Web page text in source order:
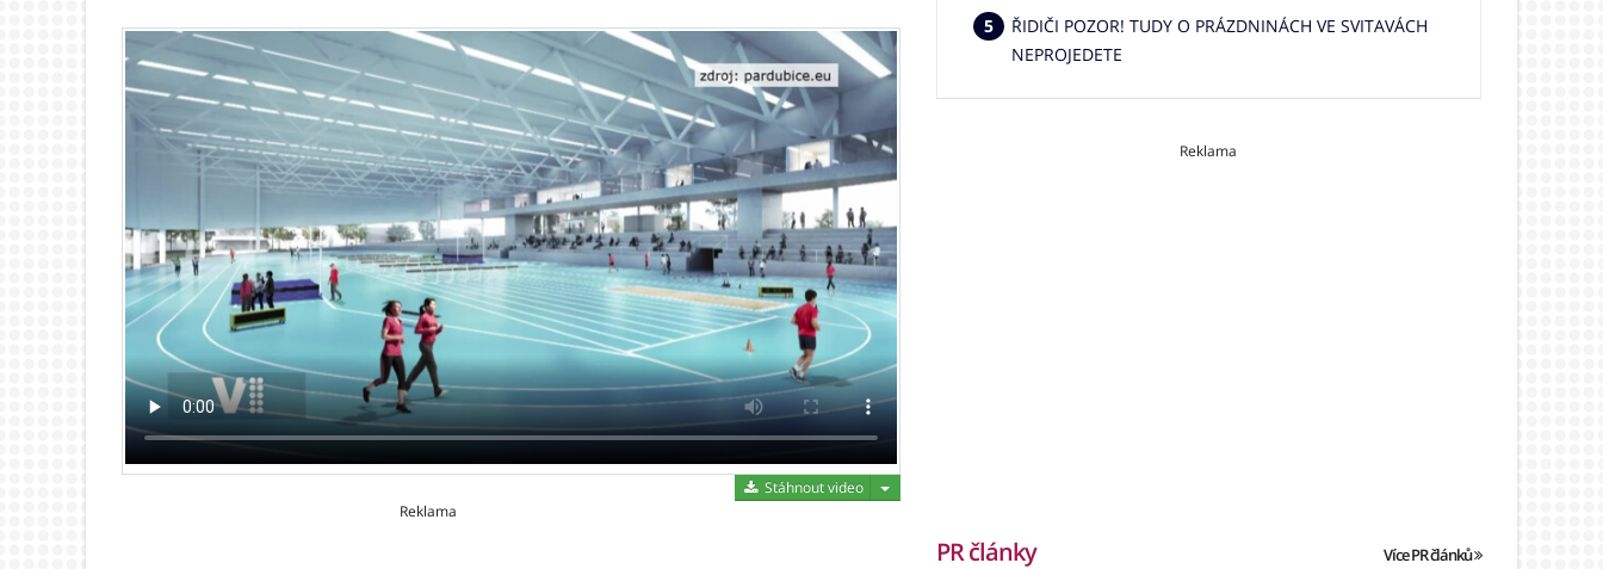
Stáhnout video
Stáhnout video
Reklama
ŘIDIČI POZOR! TUDY O PRÁZDNINÁCH VE SVITAVÁCH
NEPROJEDETE
Reklama
PR články Více PR článků